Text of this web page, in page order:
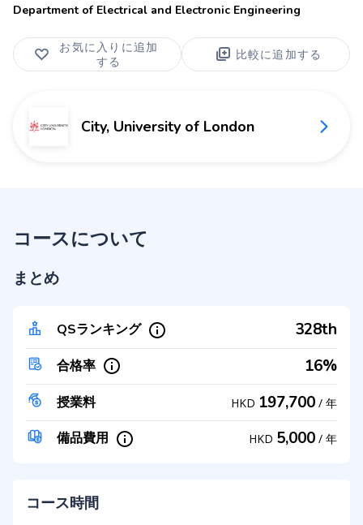
Department of Electrical and Electronic Engineering
お気に入りに追加
する
比較に追加する
City, University of London
コースについて
まとめ
QSランキング 328th
合格率 16%
授業料 HKD 197,700 / 年
備品費用 HKD 5,000 / 年
コース時間